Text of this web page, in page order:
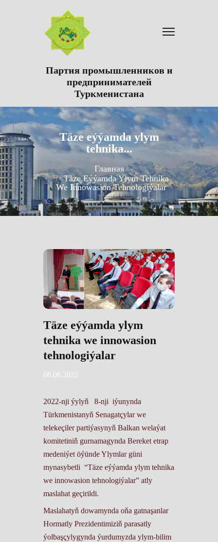
Партия промышленников и
предпринимателей
Туркменистана
Täze eýýamda ylym
tehnika...
Главная
Täze Eýýamda Ylym Tehnika
We Innowasion Tehnologiýalar
Täze eýýamda ylym
tehnika we innowasion
tehnologiýalar
08.06.2022
2022-nji ýylyň 8-nji iýunynda
Türkmenistanyň Senagatçylar we
telekeçiler partiýasynyň Balkan welaýat
komitetiniň gurnamagynda Bereket etrap
medeniýet öýünde Ylymlar güni
mynasybetli “Täze eýýamda ylym tehnika
we innowasion tehnologiýalar” atly
maslahat geçirildi.
Maslahatyň dowamynda oňa gatnaşanlar
Hormatly Prezidentimiziň parasatly
ýolbaşçylygynda ýurdumyzda ylym-bilim